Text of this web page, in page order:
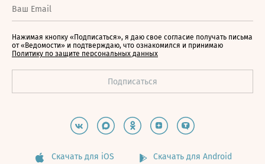
Нажимая кнопку «Подписаться», я даю свое согласие получать письма
от «Ведомости» и подтверждаю, что ознакомился и принимаю
Политику по защите персональных данных
Скачать для iOS Скачать для Android